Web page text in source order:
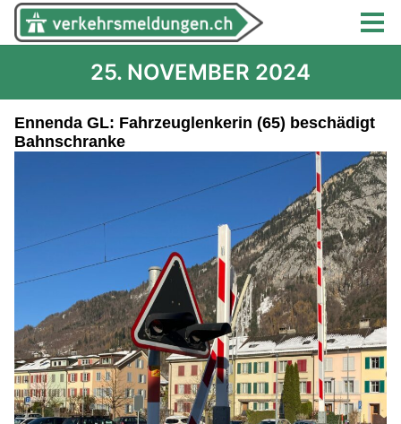
25. NOVEMBER 2024
Ennenda GL: Fahrzeuglenkerin (65) beschädigt
Bahnschranke